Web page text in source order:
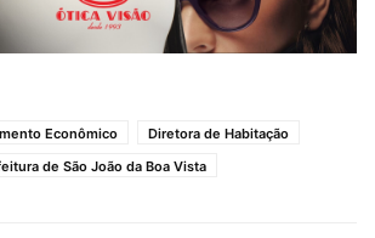
Econômico
Diretora de Habitação
de São João da Boa Vista